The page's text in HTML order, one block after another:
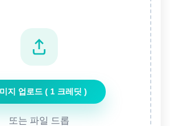
이미지 업로드 ( 1 크레딧 )
또는 파일 드롭